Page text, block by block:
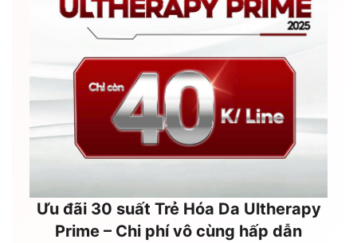
Ưu đãi 30 suất Trẻ Hóa Da Ultherapy
Prime – Chi phí vô cùng hấp dẫn